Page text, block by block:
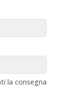
la consegna